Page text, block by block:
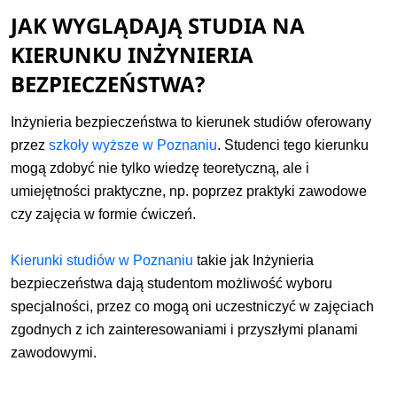
JAK WYGLĄDAJĄ STUDIA NA
KIERUNKU INŻYNIERIA
BEZPIECZEŃSTWA?
Inżynieria bezpieczeństwa to kierunek studiów oferowany
przezszkoły wyższe w Poznaniu. Studenci tego kierunku
mogą zdobyć nie tylko wiedzę teoretyczną, ale i
umiejętności praktyczne, np. poprzez praktyki zawodowe
czy zajęcia w formie ćwiczeń.
Kierunki studiów w Poznaniu takie jak Inżynieria
bezpieczeństwa dają studentom możliwość wyboru
specjalności, przez co mogą oni uczestniczyć w zajęciach
zgodnych z ich zainteresowaniami i przyszłymi planami
zawodowymi.